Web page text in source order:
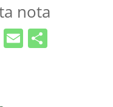
nota
Email